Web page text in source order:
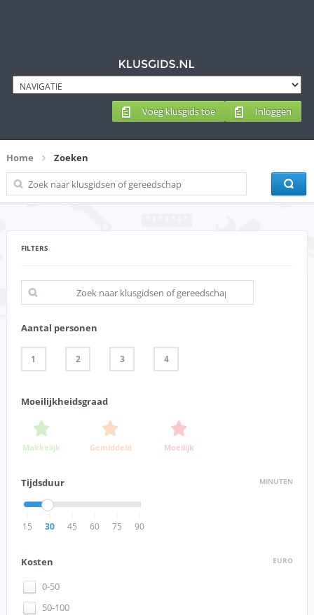
Inloggen
Voeg klusgids toe
Home Zoeken
FILTERS
Aantal personen
1 2 3 4
Moeilijkheidsgraad
Makkelijk Gemiddeld Moeilijk
MINUTEN
Tijdsduur
15 30 45 60 75 90
EURO
Kosten
0-50
50-100